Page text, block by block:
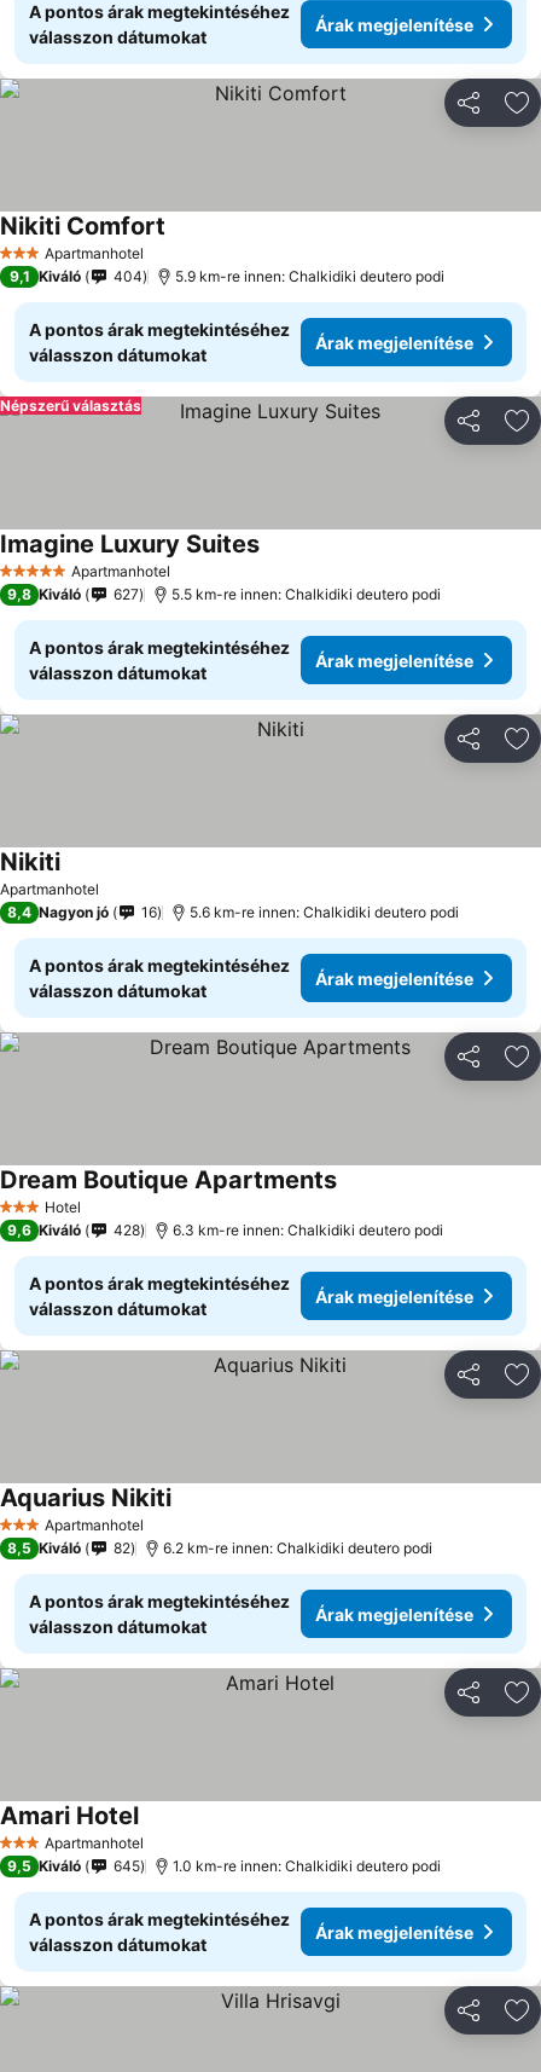
A pontos árak megtekintéséhez
válasszon dátumokat
Árak megjelenítése
3 KategóriaApartmanhotel
Nikiti Comfort
9,1 Kiváló 404 5.9 km-re innen: Chalkidiki deutero podi
A pontos árak megtekintéséhez
válasszon dátumokat
Árak megjelenítése
Népszerű választás
5 KategóriaApartmanhotel
Imagine Luxury SuitesÁrak megjelenítése
9,8 Kiváló 627 5.5 km-re innen: Chalkidiki deutero podi
A pontos árak megtekintéséhez
válasszon dátumokat
Árak megjelenítése
Apartmanhotel
NikitiÁrak megjelenítése
8,4 Nagyon jó 16 5.6 km-re innen: Chalkidiki deutero podi
A pontos árak megtekintéséhez
válasszon dátumokat
Árak megjelenítése
3 Kategória
Hotel
Dream Boutique ApartmentsÁrak megjelenítése
9,6 Kiváló 428 6.3 km-re innen: Chalkidiki deutero podi
A pontos árak megtekintéséhez
válasszon dátumokat
Árak megjelenítése
3 KategóriaApartmanhotel
Aquarius NikitiÁrak megjelenítése
8,5 Kiváló 82 6.2 km-re innen: Chalkidiki deutero podi
A pontos árak megtekintéséhez
válasszon dátumokat
Árak megjelenítése
3 KategóriaApartmanhotel
Amari HotelÁrak megjelenítése
9,5 Kiváló 645 1.0 km-re innen: Chalkidiki deutero podi
A pontos árak megtekintéséhez
válasszon dátumokat
Árak megjelenítése